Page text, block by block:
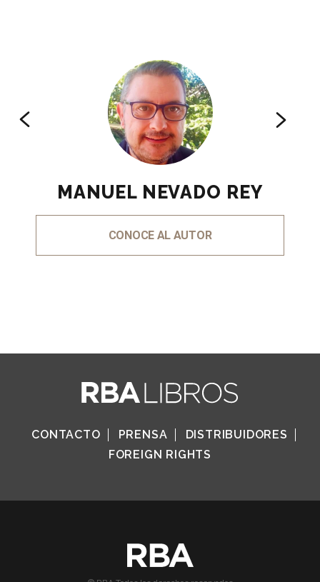
MANUEL NEVADO REY
CONOCE AL AUTOR
CONTACTO PRENSA
DISTRIBUIDORES
FOREIGN RIGHTS